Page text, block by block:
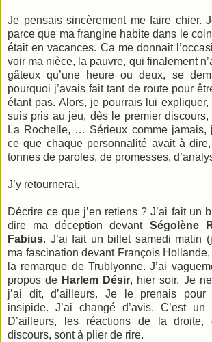
Je pensais sincèrement me faire chier.
parce que ma frangine habite dans le
était en vacances. Ca me donnait
voir ma nièce, la pauvre, qui finalement
gâteux qu’une heure ou deux, se
pourquoi j’avais fait tant de route pour
étant pas. Alors, je pourrais lui
suis pris au jeu, dès le premier
La Rochelle, … Sérieux comme jamais,
ce que chaque personnalité avait à
tonnes de paroles, de promesses,
J’y retournerai.
Décrire ce que j’en retiens ? J’ai fait un
dire ma déception devant Ségolène
Fabius. J’ai fait un billet samedi matin
ma fascination devant François Hollande,
la remarque de Trublyonne. J’ai
propos de Harlem Désir, hier soir. Je
j’ai dit, d’ailleurs. Je le prenais pour
insipide. J’ai changé d’avis. C’est un
D’ailleurs, les réactions de la
discours, sont à plier de rire.